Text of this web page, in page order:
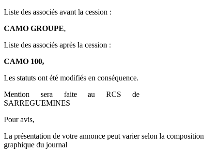
Liste des associés avant la cession :
CAMO GROUPE,
Liste des associés après la cession :
CAMO 100,
Les statuts ont été modifiés en conséquence.
Mention sera faite au RCS de
SARREGUEMINES
Pour avis,
La présentation de votre annonce peut varier selon la composition
graphique du journal